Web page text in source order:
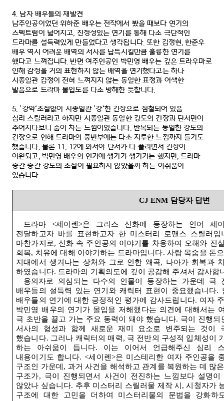
4. 남자 배우들의 재발견
남주인공이었던 위하준 배우는 전작에서 봤을 때보다 연기의
스펙트럼이 넓어지고, 진정성있는 연기를 통해 다소 극단적인
드라마를 설득력있게 만들었다고 생각됩니다.또한 김정현,한준우
배우 역시 어려운 배역의 서사를 납득시킬만큼 훌륭한 연기를
했다고 느껴집니다. 반면 여주인공인 박민영 배우는 깊은 트라우마로
인해 감정을 거의 표현하지 않는 배역을 연기했다고는 하나
시종일관 감정이 전혀 느껴지지 않는 동일한 표정과 어색한
발음으로 드라마 몰입도를 다소 방해한 듯합니다.
5. ’강약‘조절없이 시종일관 ’강‘한 긴장으로 점철되어 있음
심리 스릴러라고 하지만 시종일관 동일한 강도의 긴장과 단서만이
주어지다보니 숨이 차는 느낌이었습니다. 반복되는 동일한 강도의
긴장으로 인해 드라마의 중반부에는 다소 지루한 느낌까지 들기도
했습니다. 물론 11, 12에 와서야 단서가 다 풀리면서 긴장이
이완되고, 박민영 배우의 연기에 생기가 생기기는 했지만,드라마
중간 중간 강도의 조절이 필요하지 않았을까 하는 아쉬움이
있습니다.
CJ ENM 담당자 답변
드라마 <세이렌>은 그리스 신화에 등장하는 인어 세
전달하고자 바를 표현하고자 한 미스터리 로맨스 스릴러입
마찬가지로, 신화 속 주인공의 이야기를 차용하여 오해와 진
회복, 치유에 대해 이야기하는 드라마입니다. 사람 목숨을 돈
지대에서 생겨나는 상처와 그로 인한 왜곡, 나아가 회복과
하였습니다. 드라마의 기획의도에 깊이 공감해 주셔서 감사합
용의자로 의심되는 다수의 인물이 등장하는 가운데 극
배우들의 설득력 있는 연기와 캐릭터 표현이 중요했습니다.
배우들의 연기에 대한 긍정적인 평가에 감사드립니다. 여자
박민영 배우의 연기가 몰입을 저해했다는 의견에 대해서는
극 초반을 끌고 가는 주요 동력이 돼야 했습니다. 극이 진행되
서사의 형성과 함께 새로운 재미 요소로 변주되는 것이
했습니다. 그러나 캐릭터의 매력, 극 전반의 구성적 입체성이
하는 아쉬움이 듭니다. 이는 이어서 언급해주신 심리
내용이기도 합니다. <세이렌 >은 미스테리한 여자 주인공을
구조인 가운데 , 과거 사건을 해석하고 관계를 복원하는 데 많
구조가, 극이 진행되면서 사건이 전진하는 느낌보다 설명
않았나 싶습니다. 추후 미스터리 스릴러물 제작 시 ,시청자가
구조에 대한 고민을 더하여 미스터리물의 문법을 강화하